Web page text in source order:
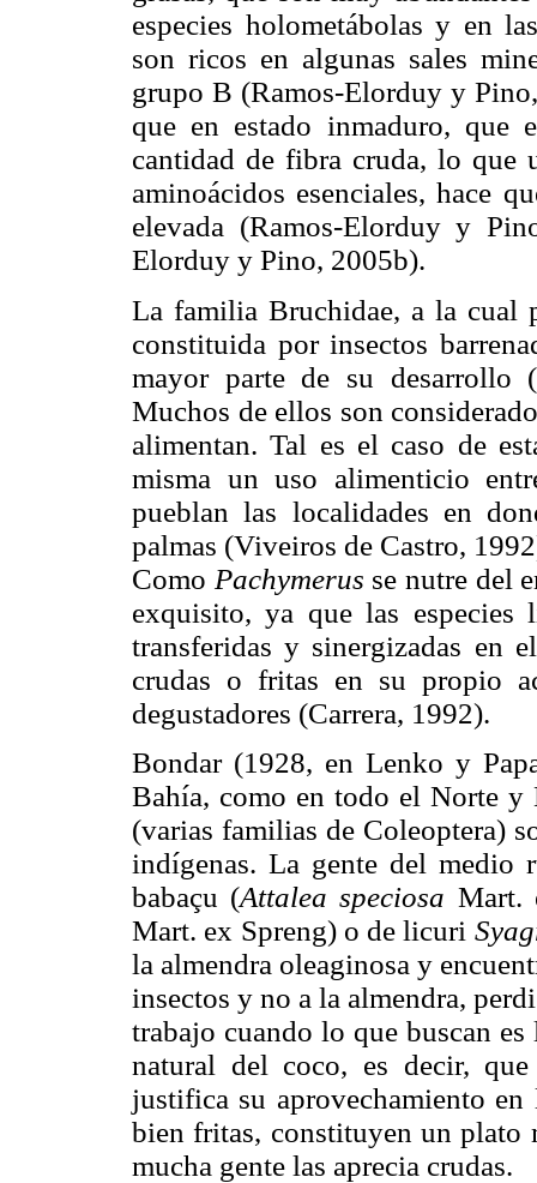
especies holometábolas y en
son ricos en algunas sales
grupo B (Ramos-Elorduy y
que en estado inmaduro, que
cantidad de fibra cruda, lo que
aminoácidos esenciales, hace
elevada (Ramos-Elorduy y
Elorduy y Pino, 2005b).
La familia Bruchidae, a la cual
constituida por insectos
mayor parte de su desarrollo
Muchos de ellos son
alimentan. Tal es el caso de
misma un uso alimenticio
pueblan las localidades en
palmas (Viveiros de Castro,
Como Pachymerus se nutre del
exquisito, ya que las especies
transferidas y sinergizadas en
crudas o fritas en su propio
degustadores (Carrera, 1992).
Bondar (1928, en Lenko y
Bahía, como en todo el Norte
(varias familias de Coleoptera)
indígenas. La gente del medio
babaçu (Attalea speciosa Mart.
Mart. ex Spreng) o de licuri
la almendra oleaginosa y
insectos y no a la almendra,
trabajo cuando lo que buscan
natural del coco, es decir,
justifica su aprovechamiento
bien fritas, constituyen un plato
mucha gente las aprecia crudas.